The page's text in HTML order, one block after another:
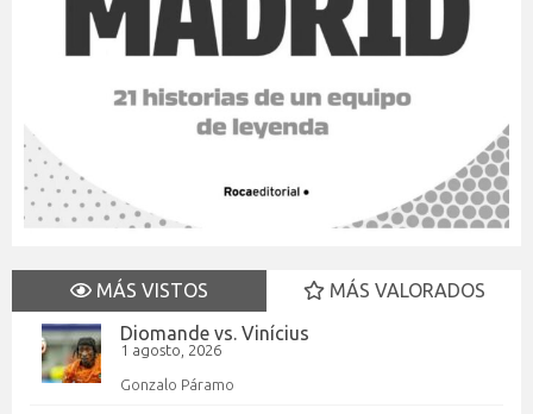
MÁS VISTOS
MÁS VALORADOS
Diomande vs. Vinícius
1 agosto, 2026
Gonzalo Páramo